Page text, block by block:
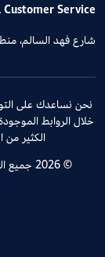
Service
شارع فهد السالم، منطقة
نحن نساعدك على
خلال الروابط
الكثير من
© 2026 جميع الحقوق محفوظة. تم تطويره بواسطة فريق ووسيرف.